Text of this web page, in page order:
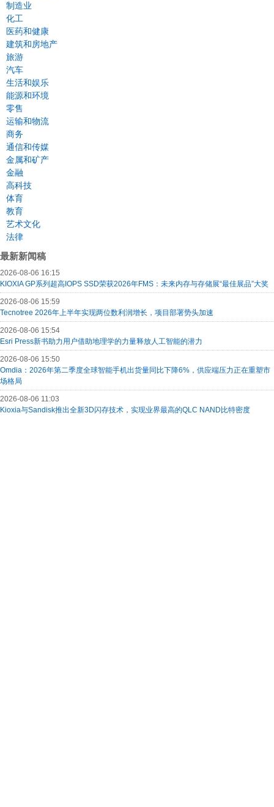
制造业
化工
医药和健康
建筑和房地产
旅游
汽车
生活和娱乐
能源和环境
零售
运输和物流
商务
通信和传媒
金属和矿产
金融
高科技
体育
教育
艺术文化
法律
最新新闻稿
2026-08-06 16:15
KIOXIA GP系列超高IOPS SSD荣获2026年FMS：未来内存与存储展“最佳展品”大奖
2026-08-06 15:59
Tecnotree 2026年上半年实现两位数利润增长，项目部署势头加速
2026-08-06 15:54
Esri Press新书助力用户借助地理学的力量释放人工智能的潜力
2026-08-06 15:50
Omdia：2026年第二季度全球智能手机出货量同比下降6%，供应端压力正在重塑市
场格局
2026-08-06 11:03
Kioxia与Sandisk推出全新3D闪存技术，实现业界最高的QLC NAND比特密度